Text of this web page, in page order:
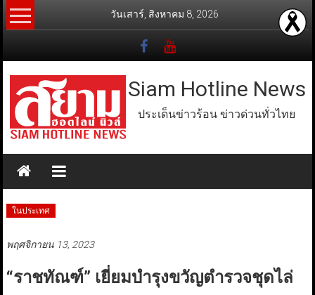
Skip
to
วันเสาร์, สิงหาคม 8, 2026
Siam Hotline News
ประเด็นข่าวร้อน ข่าวด่วนทั่วไทย
ในประเทศ
พฤศจิกายน 13, 2023
“ราชทัณฑ์” เยี่ยมบำรุงขวัญตำรวจชุดไล่